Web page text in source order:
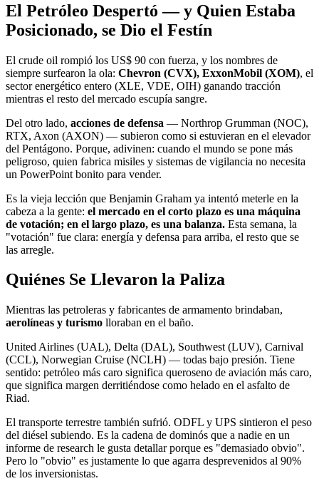
El Petróleo Despertó — y Quien Estaba
Posicionado, se Dio el Festín
El crude oil rompió los US$ 90 con fuerza, y los nombres de
siempre surfearon la ola: Chevron (CVX), ExxonMobil (XOM), el
sector energético entero (XLE, VDE, OIH) ganando tracción
mientras el resto del mercado escupía sangre.
Del otro lado, acciones de defensa — Northrop Grumman (NOC),
RTX, Axon (AXON) — subieron como si estuvieran en el elevador
del Pentágono. Porque, adivinen: cuando el mundo se pone más
peligroso, quien fabrica misiles y sistemas de vigilancia no necesita
un PowerPoint bonito para vender.
Es la vieja lección que Benjamin Graham ya intentó meterle en la
cabeza a la gente: el mercado en el corto plazo es una máquina
de votación; en el largo plazo, es una balanza. Esta semana, la
"votación" fue clara: energía y defensa para arriba, el resto que se
las arregle.
Quiénes Se Llevaron la Paliza
Mientras las petroleras y fabricantes de armamento brindaban,
aerolíneas y turismo lloraban en el baño.
United Airlines (UAL), Delta (DAL), Southwest (LUV), Carnival
(CCL), Norwegian Cruise (NCLH) — todas bajo presión. Tiene
sentido: petróleo más caro significa queroseno de aviación más caro,
que significa margen derritiéndose como helado en el asfalto de
Riad.
El transporte terrestre también sufrió. ODFL y UPS sintieron el peso
del diésel subiendo. Es la cadena de dominós que a nadie en un
informe de research le gusta detallar porque es "demasiado obvio".
Pero lo "obvio" es justamente lo que agarra desprevenidos al 90%
de los inversionistas.